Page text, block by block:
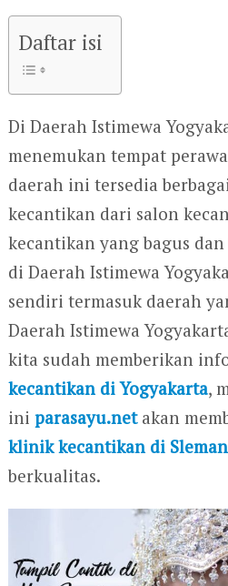
Daftar isi
Di Daerah Istimewa
menemukan tempat
daerah ini tersedia
kecantikan dari salon
kecantikan yang bagus
di Daerah Istimewa
sendiri termasuk daerah
Daerah Istimewa
kita sudah memberikan
kecantikan di Yogyakarta,
ini parasayu.netakan
klinik kecantikan di Sleman
berkualitas.